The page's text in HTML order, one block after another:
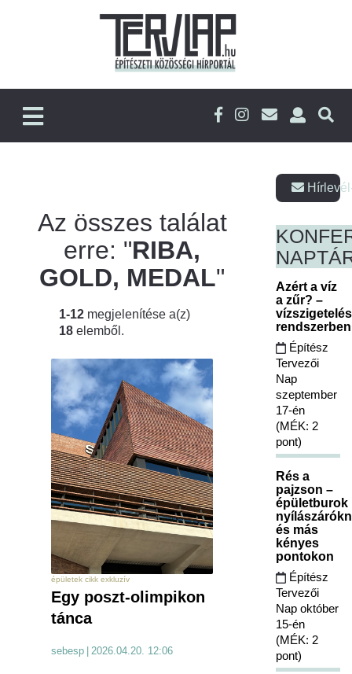
Az összes találat
erre: "RIBA,
GOLD, MEDAL"
1-12 megjelenítése a(z)
18 elemből.
épületek cikk exkluzív
Egy poszt-olimpikon
tánca
sebesp 2026.04.20. 12:06
Azért a víz
a zűr? –
Építész
Tervezői
Nap
szeptember
17-én
(MÉK: 2
pont)
Rés a
pajzson –
épületburok
és más
kényes
pontokon
Építész
Tervezői
Nap október
15-én
(MÉK: 2
pont)